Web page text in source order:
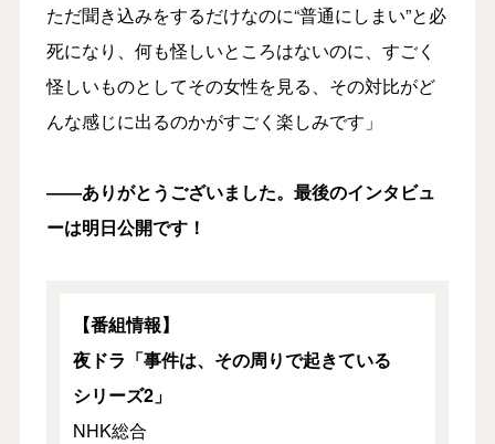
ただ聞き込みをするだけなのに“普通にしまい”と必
死になり、何も怪しいところはないのに、すごく
怪しいものとしてその女性を見る、その対比がど
んな感じに出るのかがすごく楽しみです」
――ありがとうございました。最後のインタビュ
ーは明日公開です！
【番組情報】
夜ドラ「事件は、その周りで起きている
シリーズ2」
NHK総合